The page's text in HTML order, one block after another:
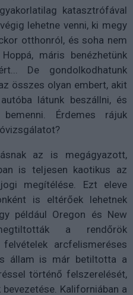
katasztrófával
lehetne venni, ki megy
otthonról, és soha nem
máris benézhetünk
De gondolkodhatunk
összes olyan embert, akit
látunk beszállni, és
Érdemes rájuk
az is megágyazott,
is teljesen kaotikus az
megítélése. Ezt eleve
is eltérőek lehetnek
például Oregon és New
a rendőrök
arcfelismeréses
állam is már betiltotta a
történő felszerelését,
Kaliforniában a